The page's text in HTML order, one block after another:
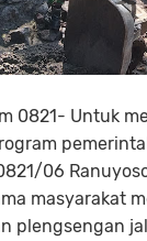
0821- Untuk
06
masyarakat
plengsengan